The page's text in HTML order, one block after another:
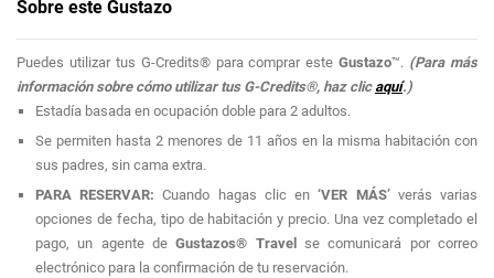
Sobre este Gustazo
Puedes utilizar tus G-Credits® para comprar esteGustazo™. (Para más
información sobre cómo utilizar tus G-Credits®, haz clic aquí.)
Estadía basada en ocupación doble para 2 adultos.
Se permiten hasta 2 menores de 11 años en la misma habitación con
sus padres, sin cama extra.
PARA RESERVAR:Cuando hagas clic en‘VER MÁS’verás varias
opciones de fecha, tipo de habitación y precio. Una vez completado el
pago, un agente deGustazos® Travel
se comunicará por correo
electrónico para la confirmación de tu reservación.